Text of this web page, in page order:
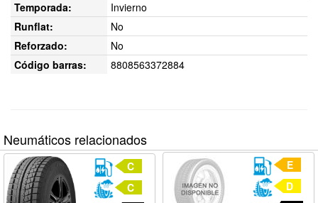
Temporada:
Invierno
Runflat:
No
Reforzado:
No
Código barras:
8808563372884
Neumáticos relacionados
C
C
E
D